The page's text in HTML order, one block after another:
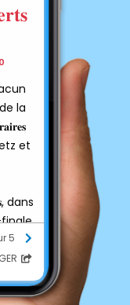
la
et
dans
5